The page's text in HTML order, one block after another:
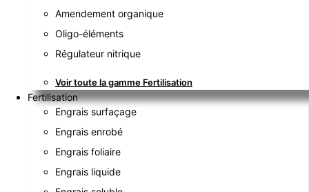
Amendement organique
Oligo-éléments
Régulateur nitrique
Voir toute la gamme Fertilisation
Fertilisation
Engrais surfaçage
Engrais enrobé
Engrais foliaire
Engrais liquide